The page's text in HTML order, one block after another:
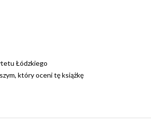
Łódzkiego
który oceni tę książkę